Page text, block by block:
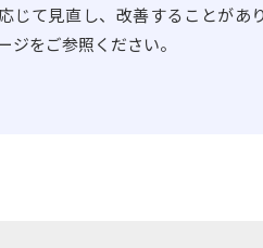
じて見直し、改善することがあ
ジをご参照ください。